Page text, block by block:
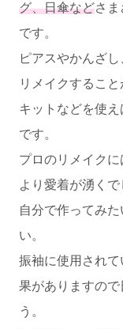
グ、日傘などさ
です。
ピアスやかんざ
リメイクすること
キットなどを使
です。
プロのリメイク
より愛着が湧くで
自分で作ってみ
い。
振袖に使用され
果がありますの
う。